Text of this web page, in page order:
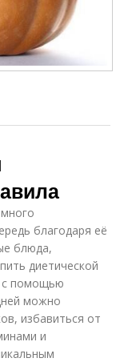
благодаря её
блюда,
диетической
с помощью
можно
избавиться от
и